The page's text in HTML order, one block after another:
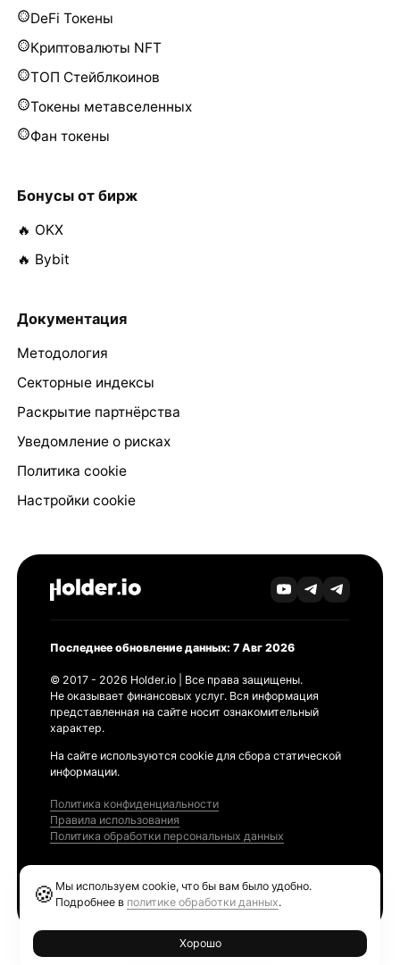
DeFi Токены
Криптовалюты NFT
ТОП Стейблкоинов
Токены метавселенных
Фан токены
Бонусы от бирж
🔥 OKX
🔥 Bybit
Документация
Методология
Секторные индексы
Раскрытие партнёрства
Уведомление о рисках
Политика cookie
Настройки cookie
Последнее обновление данных: 7 Авг 2026
© 2017 - 2026 Holder.io | Все права защищены.
Не оказывает финансовых услуг. Вся информация
представленная на сайте носит ознакомительный
характер.
На сайте используются cookie для сбора статической
информации.
Политика конфиденциальности
Правила использования
Политика обработки персональных данных
🍪 Мы используем cookie, что бы вам было удобно.
Подробнее в политике обработки данных.
Хорошо
Ethereum GAS Tracker